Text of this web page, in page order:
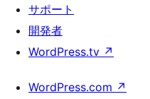
サポート
開発者
WordPress.tv ↗
WordPress.com ↗